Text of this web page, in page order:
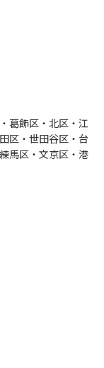
葛飾区・北区・江
区・世田谷区・台
馬区・文京区・港